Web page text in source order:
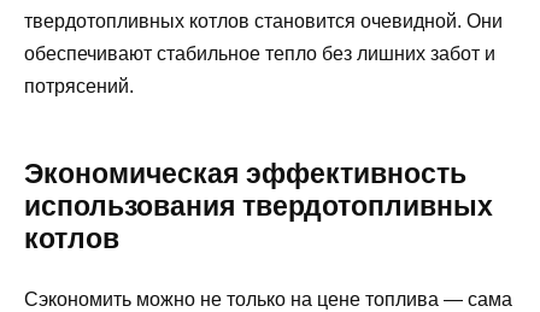
твердотопливных котлов становится очевидной. Они
обеспечивают стабильное тепло без лишних забот и
потрясений.
Экономическая эффективность
использования твердотопливных
котлов
Сэкономить можно не только на цене топлива — сама